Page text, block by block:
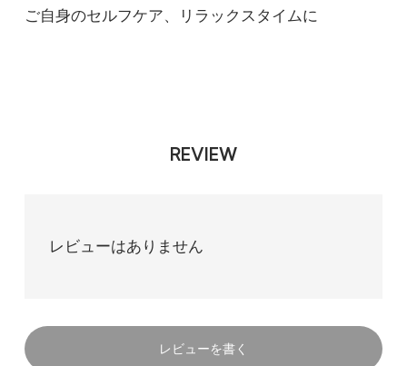
ご自身のセルフケア、リラックスタイムに
REVIEW
レビューはありません
レビューを書く